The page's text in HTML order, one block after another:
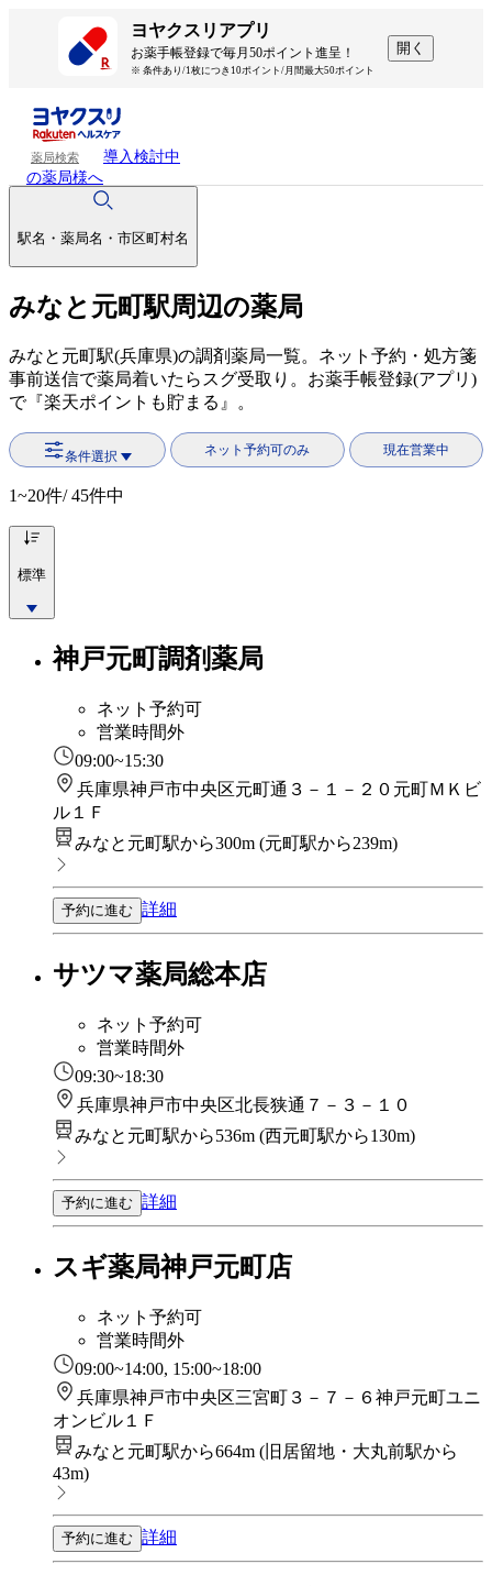
ヨヤクスリアプリ
お薬手帳登録で毎月50ポイント進呈！
※ 条件あり/1枚につき10ポイント/月間最大50ポイント
開く
薬局検索
導入検討中
の薬局様へ
駅名・薬局名・市区町村名
みなと元町駅周辺の薬局
みなと元町駅(兵庫県)の調剤薬局一覧。ネット予約・処方箋
事前送信で薬局着いたらスグ受取り。お薬手帳登録(アプリ)
で『楽天ポイントも貯まる』。
条件選択 ネット予約可のみ 現在営業中
1~20件/ 45件中
標準
神戸元町調剤薬局
ネット予約可
営業時間外
09:00~15:30
兵庫県神戸市中央区元町通３－１－２０元町ＭＫビ
ル１Ｆ
みなと元町駅から300m (元町駅から239m)
予約に進む 詳細
サツマ薬局総本店
ネット予約可
営業時間外
09:30~18:30
兵庫県神戸市中央区北長狭通７－３－１０
みなと元町駅から536m (西元町駅から130m)
予約に進む 詳細
スギ薬局神戸元町店
ネット予約可
営業時間外
09:00~14:00, 15:00~18:00
兵庫県神戸市中央区三宮町３－７－６神戸元町ユニ
オンビル１Ｆ
みなと元町駅から664m ( 旧居留地・大丸前駅から
43m)
予約に進む 詳細